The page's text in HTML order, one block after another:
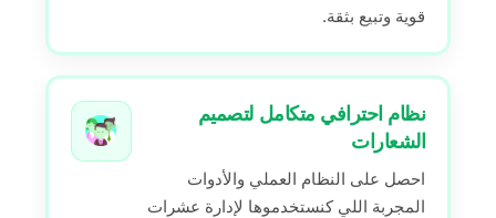
قوية وتبيع بثقة.
نظام احترافي متكامل لتصميم
الشعارات
احصل على النظام العملي والأدوات
المجربة اللي كنستخدموها لإدارة عشرات